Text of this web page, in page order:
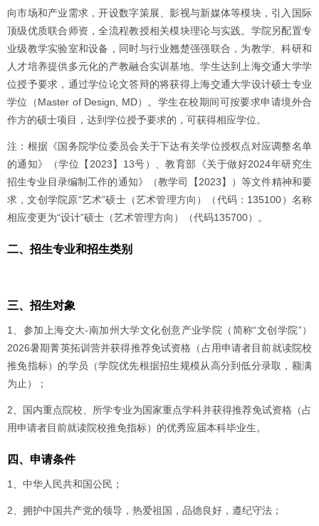
向市场和产业需求，开设数字策展、影视与新媒体等模块，引入国际
顶级优质联合师资，全流程教授相关模块理论与实践。学院另配置专
业级教学实验室和设备，同时与行业翘楚强强联合，为教学、科研和
人才培养提供多元化的产教融合实训基地。学生达到上海交通大学学
位授予要求，通过学位论文答辩的将获得上海交通大学设计硕士专业
学位（Master of Design, MD）。学生在校期间可按要求申请境外合
作方的硕士项目，达到学位授予要求的，可获得相应学位。
注：根据《国务院学位委员会关于下达有关学位授权点对应调整名单
的通知》（学位【2023】13号）、教育部《关于做好2024年研究生
招生专业目录编制工作的通知》（教学司【2023】）等文件精神和要
求，文创学院原“艺术”硕士（艺术管理方向）（代码：135100）名称
相应变更为“设计”硕士（艺术管理方向）（代码135700）。
二、招生专业和招生类别
三、招生对象
1、参加上海交大-南加州大学文化创意产业学院（简称“文创学院”）
2026暑期菁英拓训营并获得推荐免试资格（占用申请者目前就读院校
推免指标）的学员（学院优先根据招生规模从高分到低分录取，额满
为止）；
2、国内重点院校、所学专业为国家重点学科并获得推荐免试资格（占
用申请者目前就读院校推免指标）的优秀应届本科毕业生。
四、申请条件
1、中华人民共和国公民；
2、拥护中国共产党的领导，热爱祖国，品德良好，遵纪守法；